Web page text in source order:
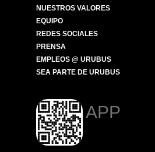
NUESTROS VALORES
EQUIPO
REDES SOCIALES
PRENSA
EMPLEOS @ URUBUS
SEA PARTE DE URUBUS
APP